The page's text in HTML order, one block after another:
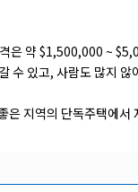
약 $1,500,000 ~
있고, 사람도 많지 않
지역의 단독주택에